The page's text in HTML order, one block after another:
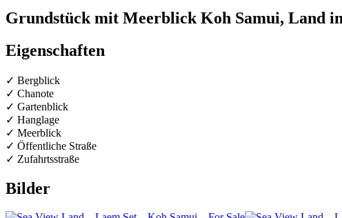
Grundstück mit Meerblick Koh Samui, Land
Eigenschaften
✓ Bergblick
✓ Chanote
✓ Gartenblick
✓ Hanglage
✓ Meerblick
✓ Öffentliche Straße
✓ Zufahrtsstraße
Bilder